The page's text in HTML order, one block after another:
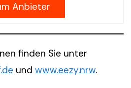
Anbieter
finden Sie unter
und www.eezy.nrw.